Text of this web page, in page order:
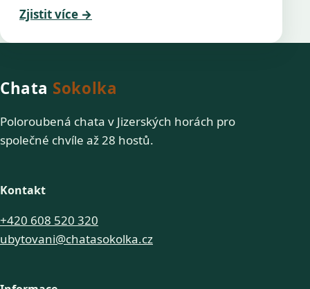
Zjistit více →
Chata Sokolka
Poloroubená chata v Jizerských horách pro
společné chvíle až 28 hostů.
Kontakt
+420 608 520 320
ubytovani@chatasokolka.cz